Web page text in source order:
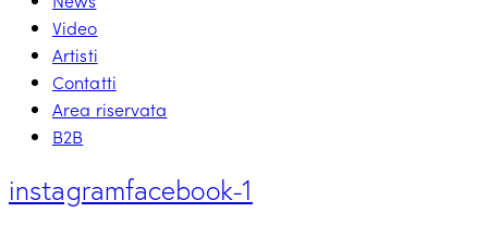
Video
Artisti
Contatti
Area riservata
B2B
instagramfacebook-1